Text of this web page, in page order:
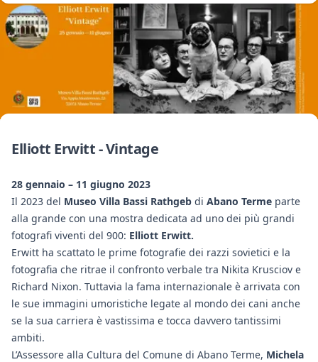
Elliott Erwitt - Vintage
28 gennaio – 11 giugno 2023
Il 2023 del Museo Villa Bassi Rathgeb di Abano Terme parte
alla grande con una mostra dedicata ad uno dei più grandi
fotografi viventi del 900: Elliott Erwitt.
Erwitt ha scattato le prime fotografie dei razzi sovietici e la
fotografia che ritrae il confronto verbale tra Nikita Krusciov e
Richard Nixon. Tuttavia la fama internazionale è arrivata con
le sue immagini umoristiche legate al mondo dei cani anche
se la sua carriera è vastissima e tocca davvero tantissimi
ambiti.
L’Assessore alla Cultura del Comune di Abano Terme, Michela